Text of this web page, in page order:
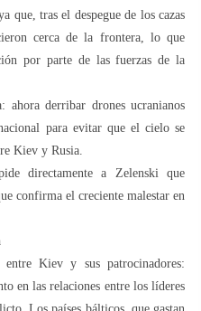
que, tras el despegue de los cazas
cerca de la frontera, lo que
por parte de las fuerzas de la
ahora derribar drones ucranianos
para evitar que el cielo se
Kiev y Rusia.
directamente a Zelenski que
confirma el creciente malestar en
Kiev y sus patrocinadores:
en las relaciones entre los líderes